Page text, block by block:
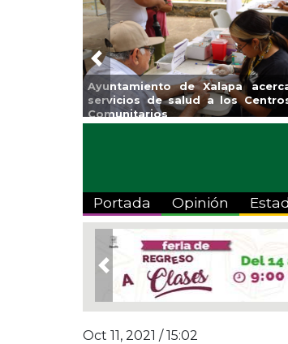
de Xalapa acerca
salud a los Centros
Municipio
etapa de
boulevard 5 de
Previous
Portada Opinión
Previous
Oct 11, 2021 / 15:02